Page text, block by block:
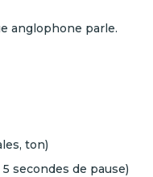
anglophone parle.
ton)
secondes de pause)